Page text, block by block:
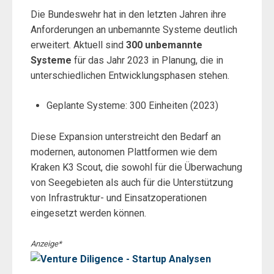
Die Bundeswehr hat in den letzten Jahren ihre
Anforderungen an unbemannte Systeme deutlich
erweitert. Aktuell sind 300 unbemannte
Systeme für das Jahr 2023 in Planung, die in
unterschiedlichen Entwicklungsphasen stehen.
Geplante Systeme: 300 Einheiten (2023)
Diese Expansion unterstreicht den Bedarf an
modernen, autonomen Plattformen wie dem
Kraken K3 Scout, die sowohl für die Überwachung
von Seegebieten als auch für die Unterstützung
von Infrastruktur- und Einsatzoperationen
eingesetzt werden können.
Anzeige*